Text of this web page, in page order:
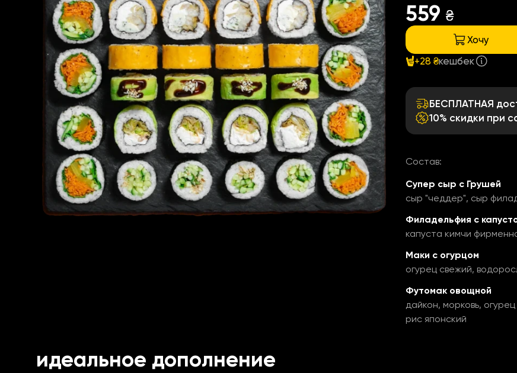
559 ₴
Хочу
+28 ₴кешбек
БЕСПЛАТНАЯ
10% скидки при
Состав:
Супер сыр с Грушей
сыр "чеддер", сыр
Филадельфия с
капуста кимчи
Маки с огурцом
огурец свежий,
Футомак овощной
дайкон, морковь,
рис японский
идеальное дополнение